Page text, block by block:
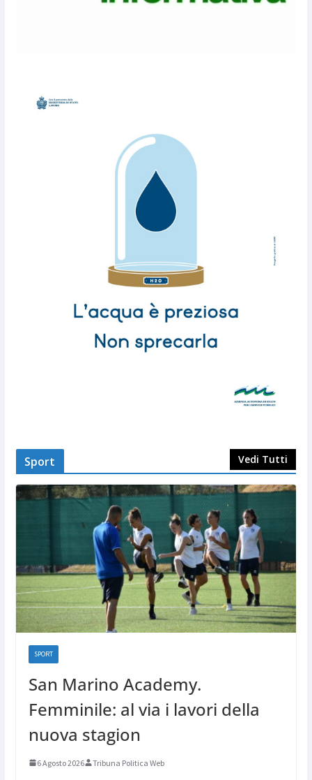
Sport Vedi Tutti
SPORT
San Marino Academy.
Femminile: al via i lavori della
nuova stagion
6 Agosto 2026 Tribuna Politica Web